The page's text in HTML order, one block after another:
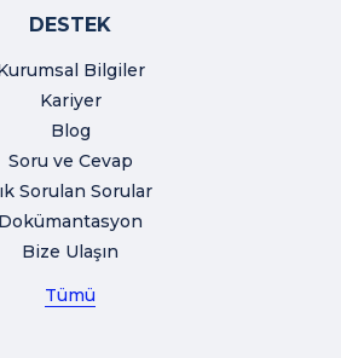
DESTEK
Bilgiler
Kariyer
Blog
Soru ve Cevap
Sorulan Sorular
Dokümantasyon
Bize Ulaşın
Tümü